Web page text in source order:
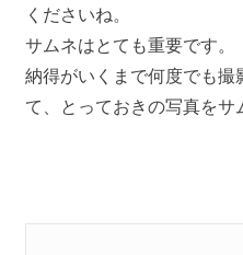
くださいね。
サムネはとても重要です。
納得がいくまで何度でも撮
て、とっておきの写真をサ